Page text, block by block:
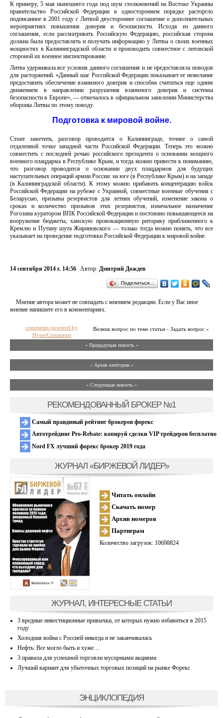
К примеру, 5 мая нынешнего года под шум столкновений на Востоке Украины
правительство Российской Федерации в одностороннем порядке расторгло
подписанное в 2001 году с Литвой двустороннее соглашение о дополнительных
мероприятиях повышения доверия и безопасности. Исходя из данного
соглашения, если рассматривать Российскую Федерацию, российская сторона
должна была предоставлять и получать информацию у Литвы о своих военных
мощностях в Калининградской области и производить совместное с литовской
стороной их военное инспектирование.
Литва удерживала все условия данного соглашения и не предоставляла поводов
для расторжений. «Данный шаг Российской Федерации показывает ее нежелание
предоставить обеспечение взаимного доверия и способна считаться еще одним
движением в направлении разрушения взаимного доверия и системы
безопасности в Европе», — отмечалось в официальном заявлении Министерства
обороны Литвы по этому поводу.
Подготовка к мировой войне.
Стоит заметить, разговор проводится о Калининграде, точнее о самой
отдаленной точке западной части Российской Федерации. Теперь это можно
совместить с последней речью российского президента о основании мощного
военного плацдарма в Республике Крым, и тогда можно привести к пониманию,
что разговор проводится о основании двух плацдармов для будущих
наступательных операций армии России: на юге (в Республике Крым) и на западе
(в Калининградской области). К этому можно прибавить концентрацию войск
Российской Федерации на рубеже с Украиной, совместные военные обучения с
Беларусью, призывы резервистов для летних обучений, изменение закона о
сроках и количество призывов этих резервистов, изначальное назначение
Рогозина куратором ВПК Российской Федерации и постоянно повышающееся на
вооружение бюджеты, хамскую провокационную риторику приближенного к
Кремлю и Путину шута Жириновского — только тогда можно понять, что все
указывает на проведение подготовки Российской Федерации к мировой войне.
14 сентября 2014 г. 14:56 Автор: Дмитрий Дождев
Поделиться…
Мнение автора может не совпадать с мнением редакции. Если у Вас иное
мнение напишите его в комментариях.
Возник вопрос по теме статьи - Задать вопрос »
comments powered by
HyperComments
« Предыдущая новость «
» Архив категории «
» Следующая новость »
РЕКОМЕНДОВАННЫЙ БРОКЕР №1
Самый правдивый рейтинг брокеров форекс
Автотрейдинг Pro-Rebate: копируй сделки VIP трейдеров бесплатно
Nord FX лучший форекс брокер 2019 года
ЖУРНАЛ «БИРЖЕВОЙ ЛИДЕР»
Читать онлайн
Скачать номер
Архив номеров
Партнерам
Количество загрузок: 10698824
ЖУРНАЛ, ИНТЕРЕСНЫЕ СТАТЬИ
3 вредные инвестиционные привычки, от которых нужно избавиться в 2015
году
Холодная война с Россией никогда и не заканчивалась
Нефть: Все могло быть и хуже…
3 правила для успешной торговли мусорными акциями
Лучший вариант для убыточных торговых позиций на рынке Форекс
ЭНЦИКЛОПЕДИЯ